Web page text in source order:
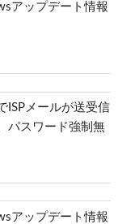
アップデート情報
ISPメールが送受信
パスワード強制無
アップデート情報